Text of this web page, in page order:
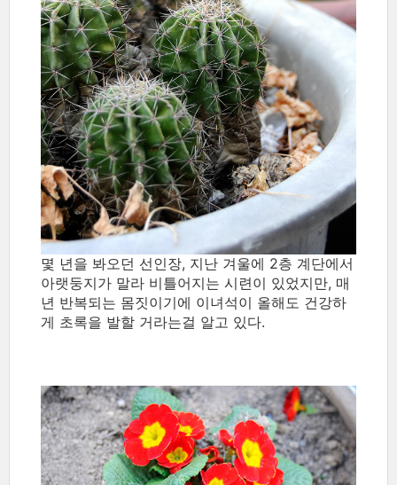
몇 년을 봐오던 선인장, 지난 겨울에 2층 계단에서
아랫둥지가 말라 비틀어지는 시련이 있었지만, 매
년 반복되는 몸짓이기에 이녀석이 올해도 건강하
게 초록을 발할 거라는걸 알고 있다.